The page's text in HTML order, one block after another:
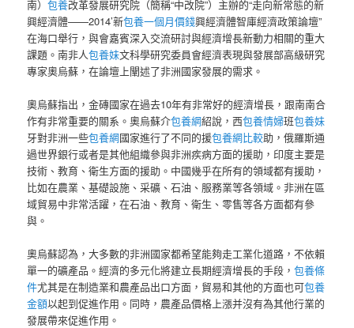
南）包養改革發展研究院（簡稱“中改院”）主辦的“走向新常態的新
興經濟體——2014’新包養一個月價錢興經濟體智庫經濟政策論壇”
在海口舉行，與會嘉賓深入交流研討與經濟增長新動力相關的重大
課題。南非人包養妹文科學研究委員會經濟表現與發展部高級研究
專家奧烏蘇，在論壇上闡述了非洲國家發展的需求。
奧烏蘇指出，金磚國家在過去10年有非常好的經濟增長，跟南南合
作有非常重要的關系。奧烏蘇介包養網紹說，西包養情婦班包養妹
牙對非洲一些包養網國家進行了不同的援包養網比較助，俄羅斯通
過世界銀行或者是其他組織參與非洲疾病方面的援助，印度主要是
技術、教育、衛生方面的援助。中國幾乎在所有的領域都有援助，
比如在農業、基礎設施、采礦、石油、服務業等各領域。非洲在區
域貿易中非常活躍，在石油、教育、衛生、零售等各方面都有參
與。
奧烏蘇認為，大多數的非洲國家都希望能夠走工業化道路，不依賴
單一的礦產品。經濟的多元化將建立長期經濟增長的手段，包養條
件尤其是在制造業和農產品出口方面，貿易和其他的方面也可包養
金額以起到促進作用。同時，農產品價格上漲并沒有為其他行業的
發展帶來促進作用。